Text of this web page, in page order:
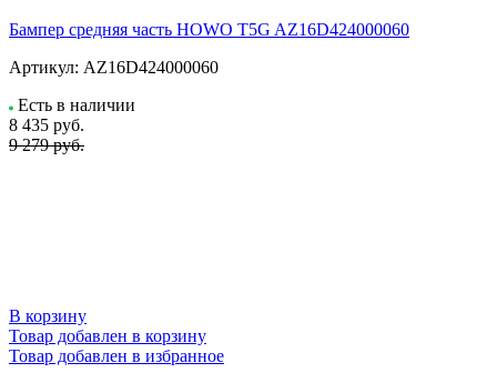
Бампер средняя часть HOWO T5G AZ16D424000060
Артикул: AZ16D424000060
Есть в наличии
8 435 руб.
9 279 руб.
В корзину
Товар добавлен в корзину
Товар добавлен в избранное